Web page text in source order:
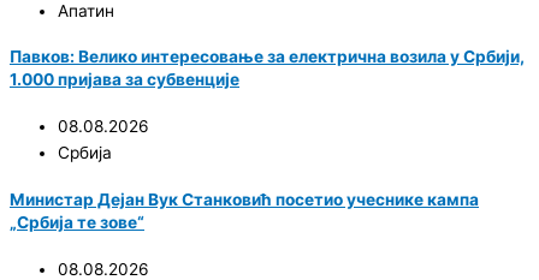
Апатин
Павков: Велико интересовање за електрична возила у Србији,
1.000 пријава за субвенције
08.08.2026
Србија
Министар Дејан Вук Станковић посетио учеснике кампа
„Србија те зове“
08.08.2026